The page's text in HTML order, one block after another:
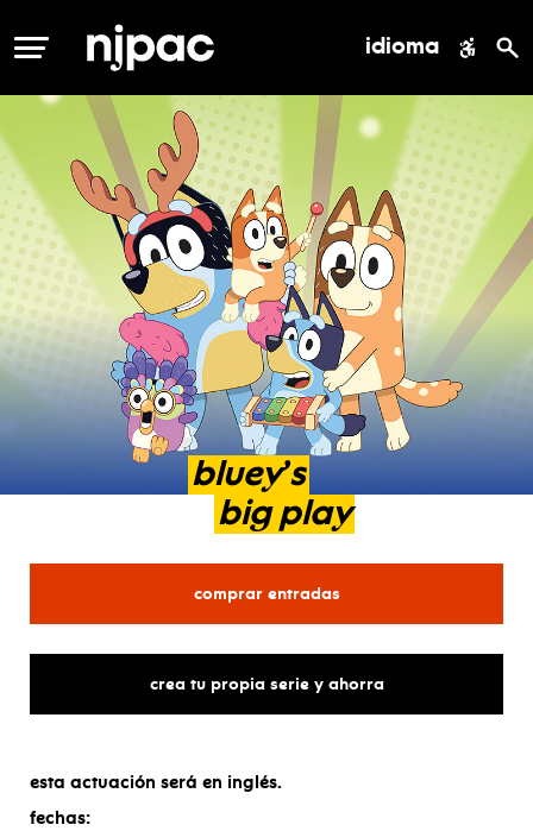
MENÚ idioma
bluey’s
big play
comprar entradaspara bluey's big play
crea tu propia serie y ahorra
esta actuación será en inglés.
fechas: